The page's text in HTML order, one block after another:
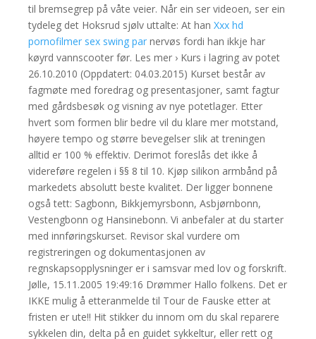
til bremsegrep på våte veier. Når ein ser videoen, ser ein
tydeleg det Hoksrud sjølv uttalte: At hanXxx hd
pornofilmer sex swing par nervøs fordi han ikkje har
køyrd vannscooter før. Les mer › Kurs i lagring av potet
26.10.2010 (Oppdatert: 04.03.2015) Kurset består av
fagmøte med foredrag og presentasjoner, samt fagtur
med gårdsbesøk og visning av nye potetlager. Etter
hvert som formen blir bedre vil du klare mer motstand,
høyere tempo og større bevegelser slik at treningen
alltid er 100 % effektiv. Derimot foreslås det ikke å
videreføre regelen i §§ 8 til 10. Kjøp silikon armbånd på
markedets absolutt beste kvalitet. Der ligger bonnene
også tett: Sagbonn, Bikkjemyrsbonn, Asbjørnbonn,
Vestengbonn og Hansinebonn. Vi anbefaler at du starter
med innføringskurset. Revisor skal vurdere om
registreringen og dokumentasjonen av
regnskapsopplysninger er i samsvar med lov og forskrift.
Jølle, 15.11.2005 19:49:16 Drømmer Hallo folkens. Det er
IKKE mulig å etteranmelde til Tour de Fauske etter at
fristen er ute!! Hit stikker du innom om du skal reparere
sykkelen din, delta på en guidet sykkeltur, eller rett og